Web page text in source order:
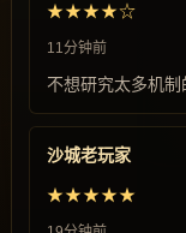
★★★★☆
11分钟前
不想研究太多机制
沙城老玩家
★★★★★